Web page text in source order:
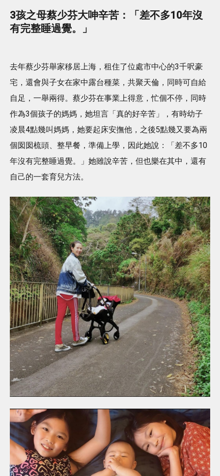
3孩之母蔡少芬大呻辛苦：「差不多10年沒
有完整睡過覺。」
去年蔡少芬舉家移居上海，租住了位處市中心的3千呎豪
宅，還會與子女在家中露台種菜，共聚天倫，同時可自給
自足，一舉兩得。蔡少芬在事業上得意，忙個不停，同時
作為3個孩子的媽媽，她坦言「真的好辛苦」，有時幼子
凌晨4點幾叫媽媽，她要起床安撫他，之後5點幾又要為兩
個囡囡梳頭、整早餐，準備上學，因此她說：「差不多10
年沒有完整睡過覺。」她雖說辛苦，但也樂在其中，還有
自己的一套育兒方法。